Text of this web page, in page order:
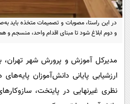
فناوری
حوادث
محیط زیست
روانشناسی
دانلود
در این راستا، مصوبات و تصمیمات متخذه باید
و دوم ابلاغ شود تا مبنای اقدام واحد، منسجم
مدیرکل آموزش و پرورش شهر تهران،
ارزشیابی پایانی دانش‌آموزان
نظری غیرنهایی در پایتخت،